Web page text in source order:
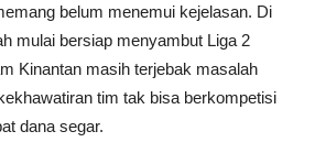
belum menemui kejelasan. Di
mulai bersiap menyambut Liga 2
Kinantan masih terjebak masalah
tim tak bisa berkompetisi
dana segar.